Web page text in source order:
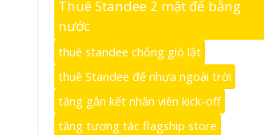
Thuê Standee 2 mặt đế bằng
nước
thuê standee chống gió lật
thuê Standee đế nhựa ngoài trời
tăng gắn kết nhân viên kick-off
tăng tương tác flagship store